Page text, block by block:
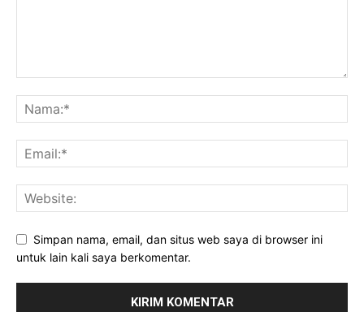
Simpan nama, email, dan situs web saya di browser ini
untuk lain kali saya berkomentar.